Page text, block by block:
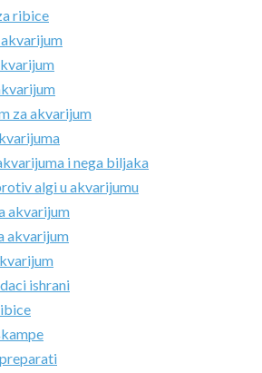
ribice
za akvarijum
i nega biljaka
algi u akvarijumu
akvarijum
akvarijum
ishrani